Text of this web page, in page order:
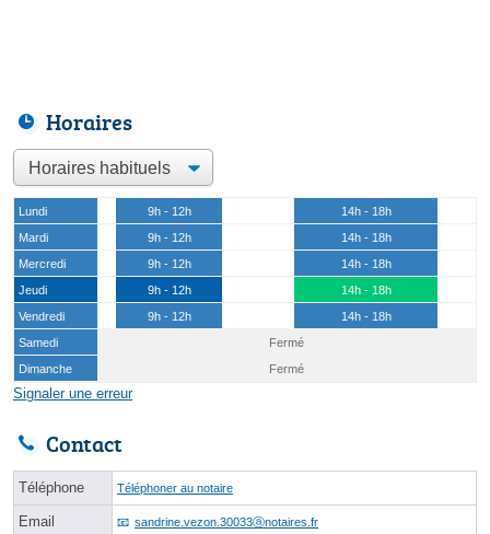
Horaires
Lundi 9h - 12h
14h - 18h
Mardi
9h - 12h
14h - 18h
Mercredi
9h - 12h
14h - 18h
Jeudi
9h - 12h
14h - 18h
Vendredi
9h - 12h
14h - 18h
Samedi
Fermé
Dimanche
Fermé
Signaler une erreur
Contact
Téléphone Téléphoner au notaire
Email sandrine.vezon.30033ⓐnotaires.fr